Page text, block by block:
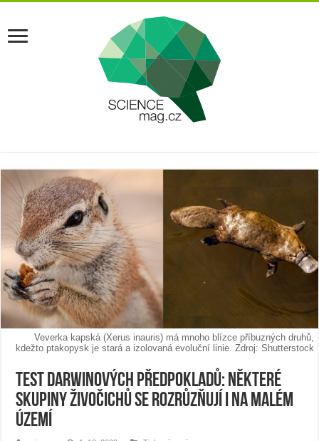
Veverka kapská (Xerus inauris) má mnoho blízce příbuzných druhů,
kdežto ptakopysk je stará a izolovaná evoluční linie. Zdroj: Shutterstock
Test Darwinových předpokladů: Některé
skupiny živočichů se rozrůzňují i na malém
území